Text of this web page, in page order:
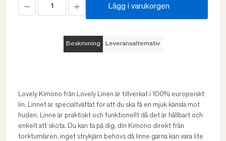
Lägg i varukorgen
Beskrivning Leveransalternativ
Lovely Kimono från Lovely Linen är tillverkat i 100% europeiskt
lin. Linnet är specialtvättat för att du ska få en mjuk känsla mot
huden. Linne är praktiskt och funktionellt då det är hållbart och
enkelt att sköta. Du kan ta på dig, din Kimono direkt från
torktumlaren, inget strykjärn behövs då linne gärna kan vara lite